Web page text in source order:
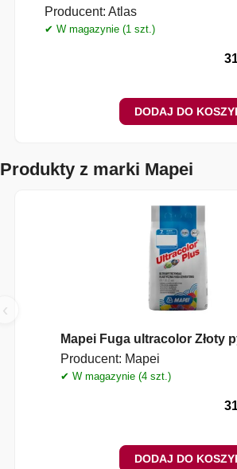
Producent: Atlas
✔ W magazynie (1 szt.)
DODAJ DO
Produkty z marki Mapei
‹
Mapei Fuga ultracolor Złoty
Producent: Mapei
✔ W magazynie (4 szt.)
DODAJ DO